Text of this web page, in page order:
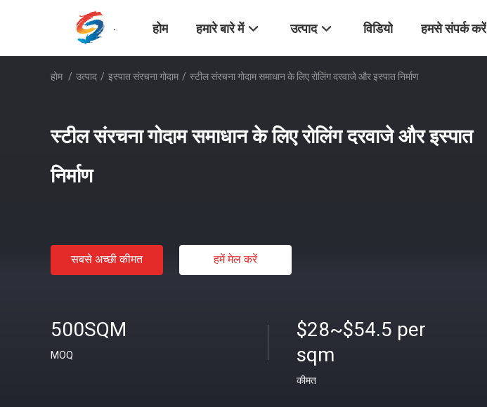
होम हमारे बारे में उत्पाद विडियो हमसे संपर्क करें
होम / उत्पाद / इस्पात संरचना गोदाम / स्टील संरचना गोदाम समाधान के लिए रोलिंग दरवाजे और इस्पात निर्माण
स्टील संरचना गोदाम समाधान के लिए रोलिंग दरवाजे और इस्पात
निर्माण
सबसे अच्छी कीमत हमें मेल करें
500SQM
MOQ
$28~$54.5 per
sqm
कीमत